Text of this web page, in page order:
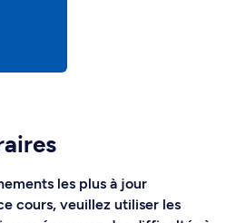
les plus à jour
cours, veuillez utiliser les